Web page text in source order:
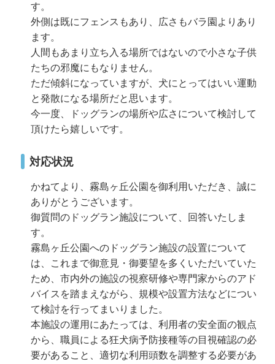
す。
外側は既にフェンスもあり、広さもバラ園よりあり
ます。
人間もあまり立ち入る場所ではないので小さな子供
たちの邪魔にもなりません。
ただ傾斜になっていますが、犬にとってはいい運動
と発散になる場所だと思います。
今一度、ドッグランの場所や広さについて検討して
頂けたら嬉しいです。
対応状況
かねてより、霧島ヶ丘公園を御利用いただき、誠に
ありがとうございます。
御質問のドッグラン施設について、回答いたしま
す。
霧島ヶ丘公園へのドッグラン施設の設置について
は、これまで御意見・御要望を多くいただいていた
ため、市内外の施設の視察研修や専門家からのアド
バイスを踏まえながら、規模や設置方法などについ
て検討を行ってまいりました。
本施設の運用にあたっては、利用者の安全面の観点
から、職員による狂犬病予防接種等の目視確認の必
要があること、適切な利用頭数を調整する必要があ